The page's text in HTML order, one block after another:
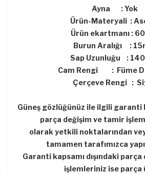
Ayna : Yok
Ürün-Materyali :
Ürün ekartmanı :
Burun Aralığı :
Sap Uzunluğu :
Cam Rengi : Füme
Çerçeve Rengi :
Güneş gözlüğünüz ile ilgili garanti
parça değişim ve tamir
olarak yetkili noktalarından
tamamen tarafımızca
Garanti kapsamı dışındaki parça
işlemleriniz ise parça